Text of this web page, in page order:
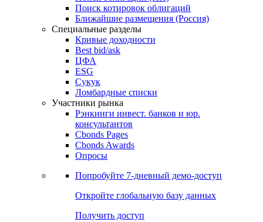
Облигации
Поиски
Поиск облигаций & Карты рынка
Поиск облигаций (ИИ)
Поиск котировок облигаций
Ближайшие размещения (Россия)
Специальные разделы
Кривые доходности
Best bid/ask
ЦФА
ESG
Сукук
Ломбардные списки
Участники рынка
Рэнкинги инвест. банков и юр.
Cbonds Pages
Опросы
Попробуйте7-дневный